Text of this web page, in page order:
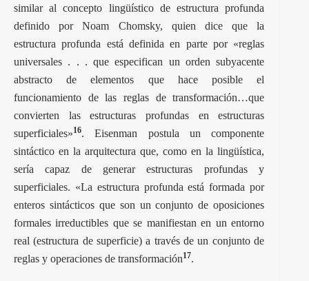
similar al concepto lingüístico de estructura profunda
definido por Noam Chomsky, quien dice que la
estructura profunda está definida en parte por «reglas
universales . . . que especifican un orden subyacente
abstracto de elementos que hace posible el
funcionamiento de las reglas de transformación…que
convierten las estructuras profundas en estructuras
superficiales»16. Eisenman postula un componente
sintáctico en la arquitectura que, como en la lingüística,
sería capaz de generar estructuras profundas y
superficiales. «La estructura profunda está formada por
enteros sintácticos que son un conjunto de oposiciones
formales irreductibles que se manifiestan en un entorno
real (estructura de superficie) a través de un conjunto de
reglas y operaciones de transformación17.